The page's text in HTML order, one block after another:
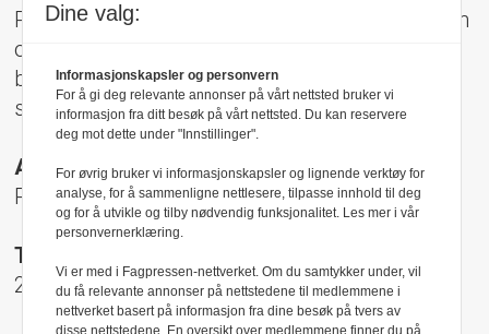
Pressens Faglige Utvalg (PFU) er et klageorgan
oppnevnt av Norsk Presseforbund som
behandler klager mot mediene i presseetiske
spørsmål.
Adresse:
Rådhusgt 17, 0158 Oslo
Telefon:
22 40 50 40
Dine valg:
Informasjonskapsler og personvern
For å gi deg relevante annonser på vårt nettsted bruker vi
informasjon fra ditt besøk på vårt nettsted. Du kan reservere
deg mot dette under "Innstillinger".
For øvrig bruker vi informasjonskapsler og lignende verktøy for
analyse, for å sammenligne nettlesere, tilpasse innhold til deg
og for å utvikle og tilby nødvendig funksjonalitet. Les mer i vår
personvernerklæring.
Vi er med i Fagpressen-nettverket. Om du samtykker under, vil
du få relevante annonser på nettstedene til medlemmene i
nettverket basert på informasjon fra dine besøk på tvers av
disse nettstedene. En oversikt over medlemmene finner du på